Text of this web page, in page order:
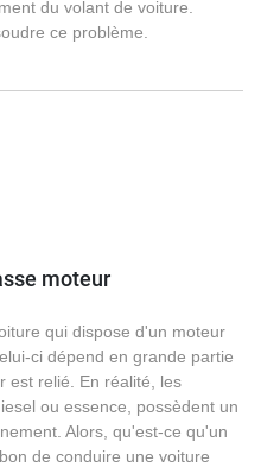
du volant de voiture.
ce problème.
moteur
qui dispose d'un moteur
ci dépend en grande partie
est relié. En réalité, les
ou essence, possèdent un
Alors, qu'est-ce qu'un
de conduire une voiture